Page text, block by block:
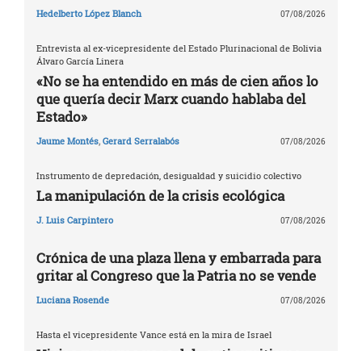
Hedelberto López Blanch 07/08/2026
Entrevista al ex-vicepresidente del Estado Plurinacional de Bolivia
Álvaro García Linera
«No se ha entendido en más de cien años lo
que quería decir Marx cuando hablaba del
Estado»
Jaume Montés, Gerard Serralabós 07/08/2026
Instrumento de depredación, desigualdad y suicidio colectivo
La manipulación de la crisis ecológica
J. Luis Carpintero 07/08/2026
Crónica de una plaza llena y embarrada para
gritar al Congreso que la Patria no se vende
Luciana Rosende 07/08/2026
Hasta el vicepresidente Vance está en la mira de Israel